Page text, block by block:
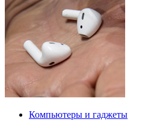
Компьютеры и гаджеты